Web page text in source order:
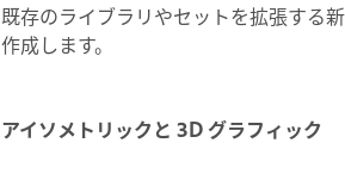
既存のライブラリやセットを拡張する
作成します。
アイソメトリックと 3D グラフィック